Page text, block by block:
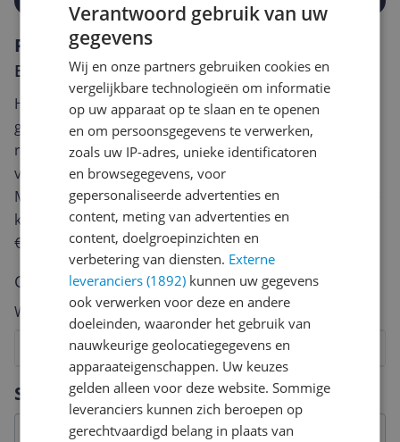
Specificaties
Reviews
Er zijn nog geen reviews geschreven
Heb jij dit product in bezit en wil je graag je mening
geven? Start dan hieronder met het schrijven van je
review. Afhankelijk van de details duurt het schrijven
van een review gemiddeld tussen de 3 en 10 minuten.
Met jouw mening help je andere bezoekers een betere
keuze te maken én maak je iedere maand kans op
€250,-!
Klik hier voor de actievoorwaarden.
Cijfer
Welk cijfer geef jij dit product?
8
7
6
5
4
3
2
Vraag 1 van 4
Verantwoord gebruik van uw
gegevens
Wij en onze partners gebruiken cookies en
vergelijkbare technologieën om informatie
op uw apparaat op te slaan en te openen
en om persoonsgegevens te verwerken,
zoals uw IP-adres, unieke identificatoren
en browsegegevens, voor
gepersonaliseerde advertenties en
content, meting van advertenties en
content, doelgroepinzichten en
verbetering van diensten. Externe
leveranciers (1892) kunnen uw gegevens
ook verwerken voor deze en andere
doeleinden, waaronder het gebruik van
nauwkeurige geolocatiegegevens en
apparaateigenschappen. Uw keuzes
gelden alleen voor deze website. Sommige
leveranciers kunnen zich beroepen op
gerechtvaardigd belang in plaats van